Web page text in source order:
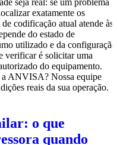
exatamente os
codificação atual atende às
do estado de
utilizado e da configuração
verificar é solicitar uma
do equipamento.
a ANVISA? Nossa equipe
reais da sua operação.
o que
quando